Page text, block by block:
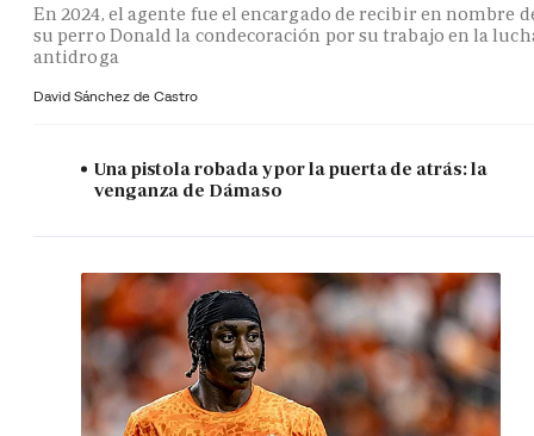
En 2024, el agente fue el encargado de recibir en nombre
su perro Donald la condecoración por su trabajo en la
antidroga
David Sánchez de Castro
Una pistola robada y por la puerta de atrás: la
venganza de Dámaso